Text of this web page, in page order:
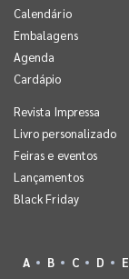
Calendário
Embalagens
Agenda
Cardápio
Revista Impressa
Livro personalizado
Feiras e eventos
Lançamentos
Black Friday
A B C D E